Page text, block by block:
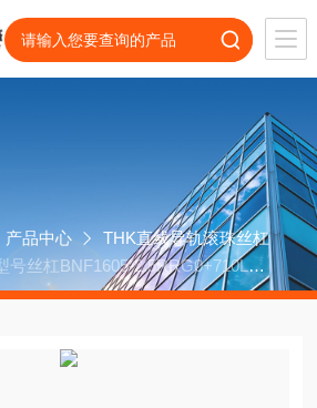
产品中心
THK直线导轨滚珠丝杠
号丝杠BNF1605-2.5RRG0+710LC5